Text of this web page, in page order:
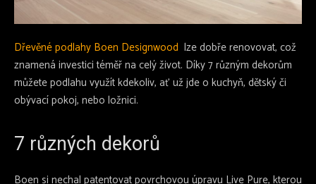
Dřevěné podlahy Boen Designwood lze dobře renovovat, což
znamená investici téměř na celý život. Díky 7 různým dekorům
můžete podlahu využít kdekoliv, ať už jde o kuchyň, dětský či
obývací pokoj, nebo ložnici.
7 různých dekorů
Boen si nechal patentovat povrchovou úpravu Live Pure, kterou